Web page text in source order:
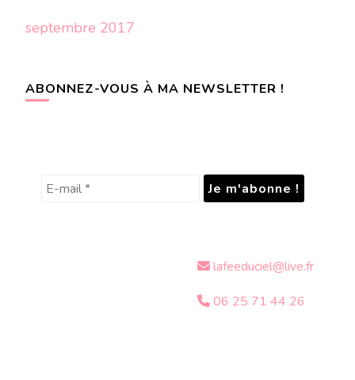
septembre 2017
ABONNEZ-VOUS À MA NEWSLETTER !
lafeeduciel@live.fr
06 25 71 44 26